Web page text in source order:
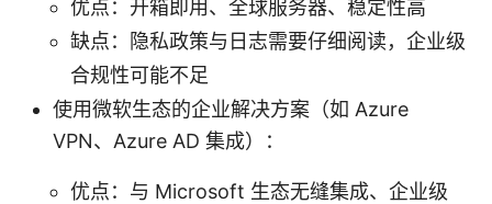
优点：开箱即用、全球服务器、稳定性高
缺点：隐私政策与日志需要仔细阅读，企业级
合规性可能不足
使用微软生态的企业解决方案（如 Azure
VPN、Azure AD 集成）：
优点：与 Microsoft 生态无缝集成、企业级